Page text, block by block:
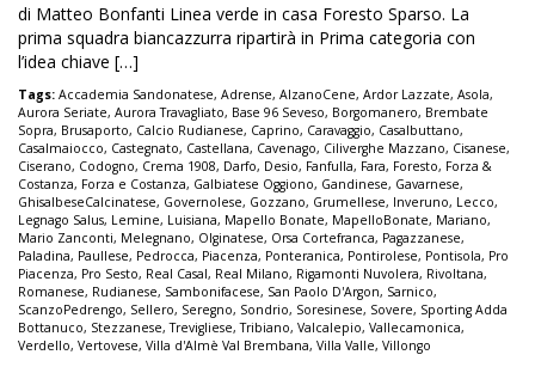
di Matteo Bonfanti Linea verde in casa Foresto Sparso. La
prima squadra biancazzurra ripartirà in Prima categoria con
l’idea chiave […]
Tags: Accademia Sandonatese, Adrense, AlzanoCene, Ardor Lazzate, Asola,
Aurora Seriate, Aurora Travagliato, Base 96 Seveso, Borgomanero, Brembate
Sopra, Brusaporto, Calcio Rudianese, Caprino, Caravaggio, Casalbuttano,
Casalmaiocco, Castegnato, Castellana, Cavenago, Ciliverghe Mazzano, Cisanese,
Ciserano, Codogno, Crema 1908, Darfo, Desio, Fanfulla, Fara, Foresto, Forza &
Costanza, Forza e Costanza, Galbiatese Oggiono, Gandinese, Gavarnese,
GhisalbeseCalcinatese, Governolese, Gozzano, Grumellese, Inveruno, Lecco,
Legnago Salus, Lemine, Luisiana, Mapello Bonate, MapelloBonate, Mariano,
Mario Zanconti, Melegnano, Olginatese, Orsa Cortefranca, Pagazzanese,
Paladina, Paullese, Pedrocca, Piacenza, Ponteranica, Pontirolese, Pontisola, Pro
Piacenza, Pro Sesto, Real Casal, Real Milano, Rigamonti Nuvolera, Rivoltana,
Romanese, Rudianese, Sambonifacese, San Paolo D'Argon, Sarnico,
ScanzoPedrengo, Sellero, Seregno, Sondrio, Soresinese, Sovere, Sporting Adda
Bottanuco, Stezzanese,Trevigliese,Tribiano, Valcalepio, Vallecamonica,
Verdello, Vertovese, Villa d'Almè Val Brembana, Villa Valle, Villongo